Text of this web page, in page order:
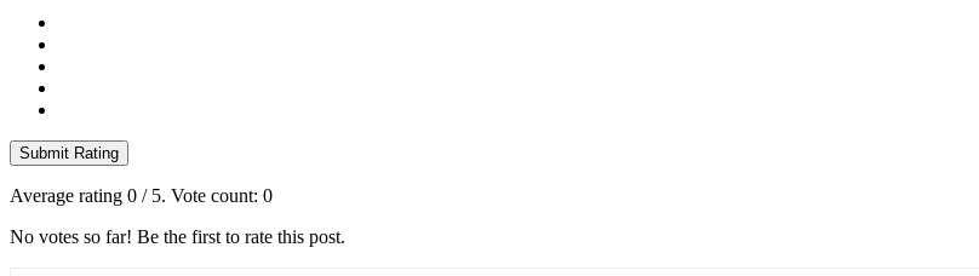
Submit Rating
Average rating 0 / 5. Vote count: 0
No votes so far! Be the first to rate this post.